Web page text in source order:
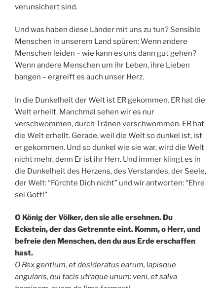
verunsichert sind.
Und was haben diese Länder mit uns zu tun? Sensible
Menschen in unserem Land spüren: Wenn andere
Menschen leiden – wie kann es uns dann gut gehen?
Wenn andere Menschen um ihr Leben, ihre Lieben
bangen – ergreift es auch unser Herz.
In die Dunkelheit der Welt ist ER gekommen. ER hat die
Welt erhellt. Manchmal sehen wir es nur
verschwommen, durch Tränen verschwommen. ER hat
die Welt erhellt. Gerade, weil die Welt so dunkel ist, ist
er gekommen. Und so dunkel wie sie war, wird die Welt
nicht mehr, denn Er ist ihr Herr. Und immer klingt es in
die Dunkelheit des Herzens, des Verstandes, der Seele,
der Welt: “Fürchte Dich nicht” und wir antworten: “Ehre
sei Gott!”
O König der Völker, den sie alle ersehnen. Du
Eckstein, der das Getrennte eint. Komm, o Herr, und
befreie den Menschen, den du aus Erde erschaffen
hast.
O Rex gentium, et desideratus earum, lapisque
angularis, qui facis utraque unum: veni, et salva